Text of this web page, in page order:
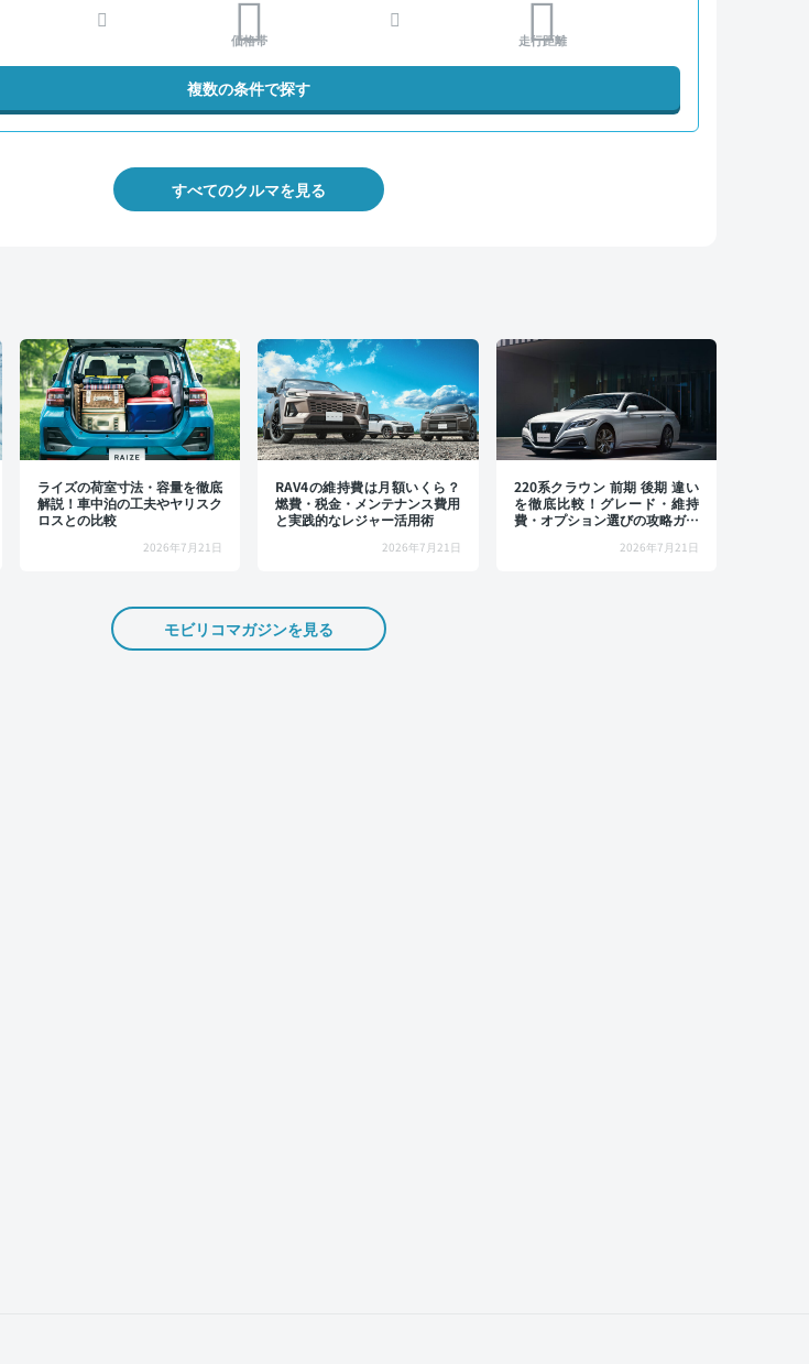
価格帯 走行距離
複数の条件で探す
すべてのクルマを見る
ライズの荷室寸法・容量を徹底
解説！車中泊の工夫やヤリスク
ロスとの比較
2026年7月21日
RAV4の維持費は月額いくら？
燃費・税金・メンテナンス費用
と実践的なレジャー活用術
2026年7月21日
220系クラウン 前期 後期 違い
を徹底比較！グレード・維持
費・オプション選びの攻略ガイ
2026年7月21日
モビリコマガジンを見る